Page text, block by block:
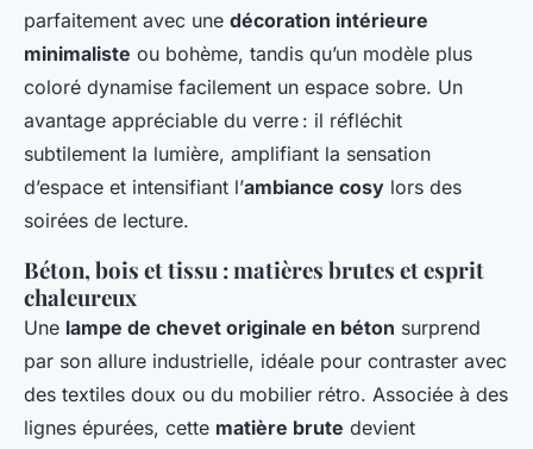
parfaitement avec une décoration intérieure
minimaliste ou bohème, tandis qu’un modèle plus
coloré dynamise facilement un espace sobre. Un
avantage appréciable du verre : il réfléchit
subtilement la lumière, amplifiant la sensation
d’espace et intensifiant l’ambiance cosy lors des
soirées de lecture.
Béton, bois et tissu : matières brutes et esprit
chaleureux
Une lampe de chevet originale en béton surprend
par son allure industrielle, idéale pour contraster avec
des textiles doux ou du mobilier rétro. Associée à des
lignes épurées, cette matière brute devient